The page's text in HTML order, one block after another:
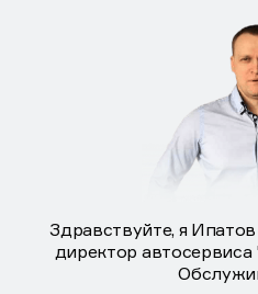
Здравствуйте, я
директор